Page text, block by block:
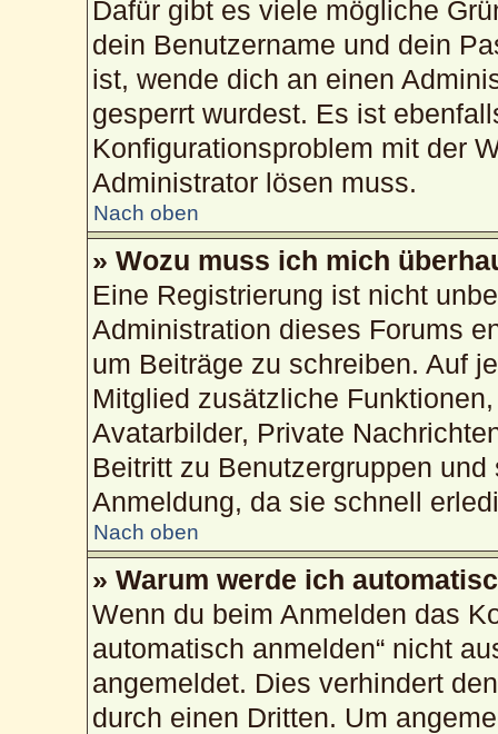
Dafür gibt es viele mögliche
dein Benutzername und dein
ist, wende dich an einen
gesperrt wurdest. Es ist
Konfigurationsproblem mit der
Administrator lösen muss.
Nach oben
» Wozu muss ich mich
Eine Registrierung ist nicht
Administration dieses Forums
um Beiträge zu schreiben. Auf
Mitglied zusätzliche
Avatarbilder, Private
Beitritt zu Benutzergruppen
Anmeldung, da sie schnell
Nach oben
» Warum werde ich
Wenn du beim Anmelden das
automatisch anmelden“ nicht
angemeldet. Dies verhindert
durch einen Dritten. Um